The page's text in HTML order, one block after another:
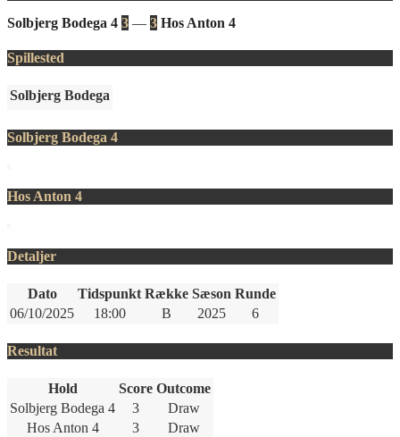
Solbjerg Bodega 4 3 — 3 Hos Anton 4
Spillested
Solbjerg Bodega
Solbjerg Bodega 4
Hos Anton 4
Detaljer
Dato Tidspunkt Række Sæson Runde
06/10/2025
18:00 B 2025 6
Resultat
Hold Score Outcome
Solbjerg Bodega 4
3
Draw
Hos Anton 4
3
Draw